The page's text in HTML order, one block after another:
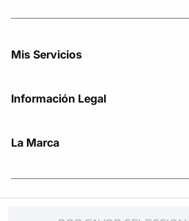
Mis Servicios
Información Legal
La Marca